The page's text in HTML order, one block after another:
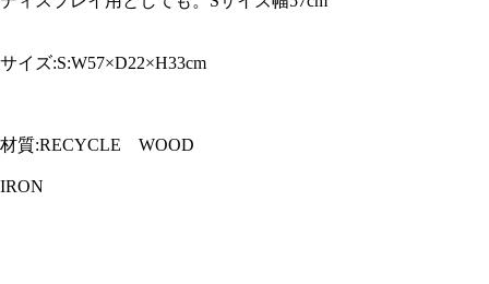
サイズ:S:W57×D22×H33cm
材質:RECYCLE WOOD
IRON